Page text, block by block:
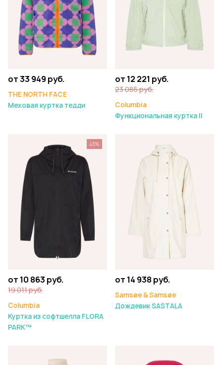
от 33 949 руб.
THE NORTH FACE
Меховая куртка тедди
от 12 221 руб.
23 085 руб.
Columbia
Функциональная куртка II
от 10 863 руб.
19 011 руб.
Columbia
Куртка из софтшелла FLORA
PARK™
43%
от 14 938 руб.
Samsøe & Samsøe
Дождевик SASTALA